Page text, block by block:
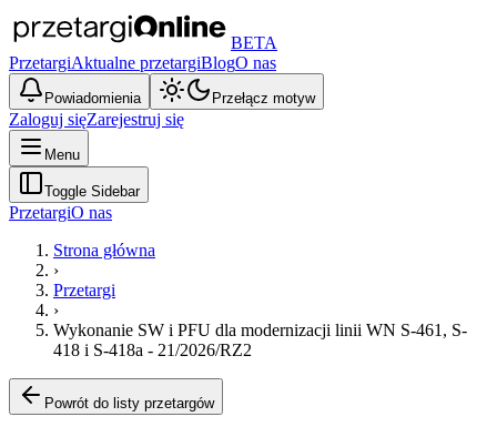
BETA
PrzetargiAktualne przetargiBlogO nas
Powiadomienia Przełącz motyw
Zaloguj sięZarejestruj się
Menu
Toggle Sidebar
PrzetargiO nas
Strona główna
›
Przetargi
›
Wykonanie SW i PFU dla modernizacji linii WN S-461, S-
418 i S-418a - 21/2026/RZ2
Powrót do listy przetargów